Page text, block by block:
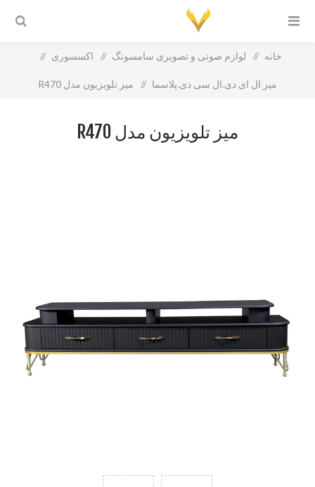
خانه / لوازم صوتی و تصویری سامسونگ / اکسسوری /
میز ال ای دی.ال سی دی.پلاسما / میز تلویزیون مدل R470
میز تلویزیون مدل R470